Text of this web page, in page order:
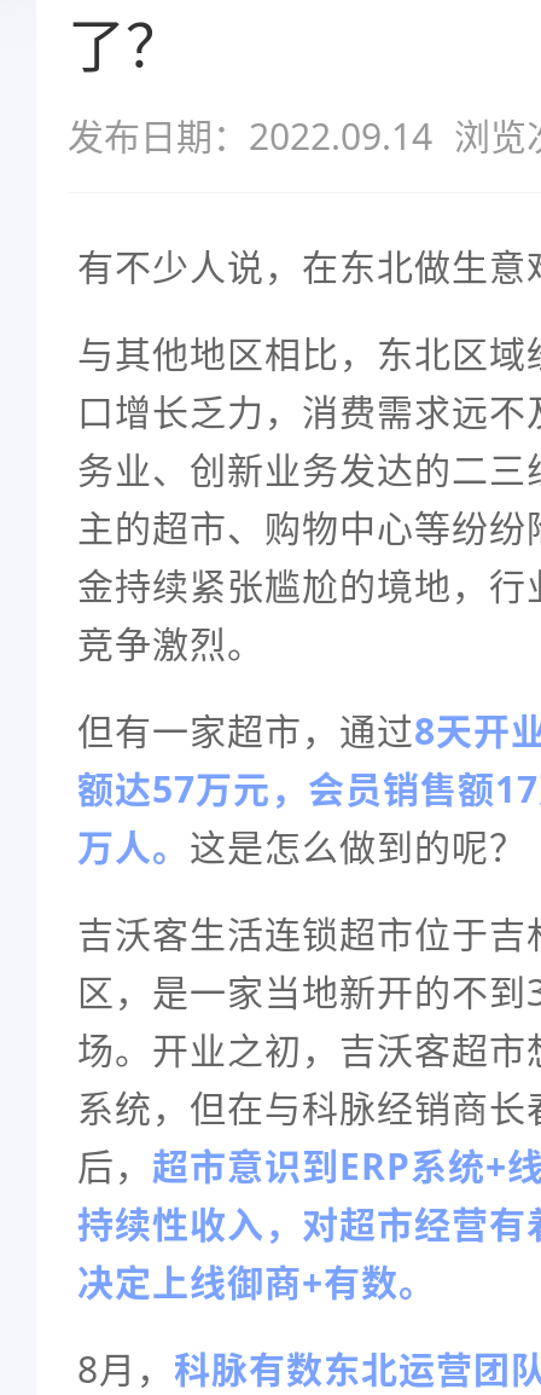
了？
发布日期：2022.09.14 浏览
有不少人说，在东北做生意
与其他地区相比，东北区
口增长乏力，消费需求远
务业、创新业务发达的二
主的超市、购物中心等纷
金持续紧张尴尬的境地，
竞争激烈。
但有一家超市，通过8天开
额达57万元，会员销售额
万人。 这是怎么做到的呢？
吉沃客生活连锁超市位于吉
区， 是一家当地新开的不
场。开业之初，吉沃客超市
系统，但在与科脉经销商长
后， 超市意识到ERP系统+
持续性收入，对超市经营
决定上线御商+有数。
8月， 科脉有数东北运营团